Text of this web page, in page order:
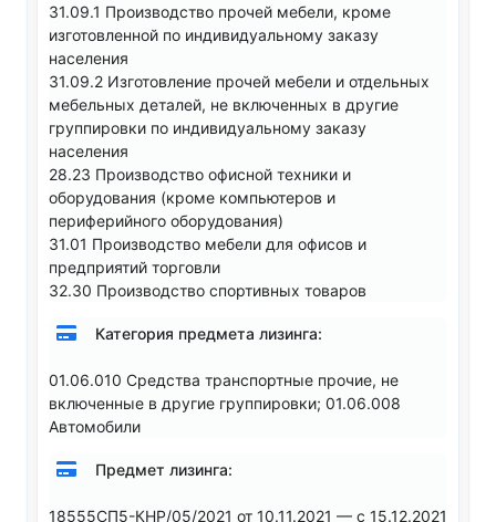
31.09.1 Производство прочей мебели, кроме
изготовленной по индивидуальному заказу
населения
31.09.2 Изготовление прочей мебели и отдельных
мебельных деталей, не включенных в другие
группировки по индивидуальному заказу
населения
28.23 Производство офисной техники и
оборудования (кроме компьютеров и
периферийного оборудования)
31.01 Производство мебели для офисов и
предприятий торговли
32.30 Производство спортивных товаров
Категория предмета лизинга:
01.06.010 Средства транспортные прочие, не
включенные в другие группировки; 01.06.008
Автомобили
Предмет лизинга:
18555СП5-КНР/05/2021 от 10.11.2021 — с 15.12.2021